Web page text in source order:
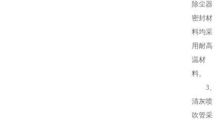
除尘器
密封材
料均采
用耐高
温材
料。
3、
清灰喷
吹管采